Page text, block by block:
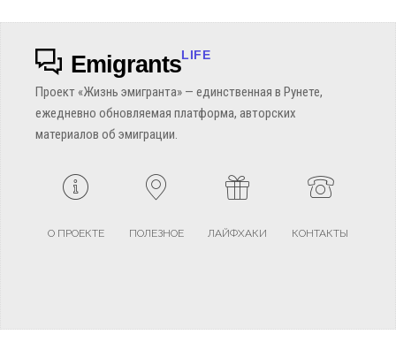
EmigrantsLIFE
Проект «Жизнь эмигранта» — единственная в Рунете,
ежедневно обновляемая платформа, авторских
материалов об эмиграции.
О ПРОЕКТЕ ПОЛЕЗНОЕ ЛАЙФХАКИ КОНТАКТЫ